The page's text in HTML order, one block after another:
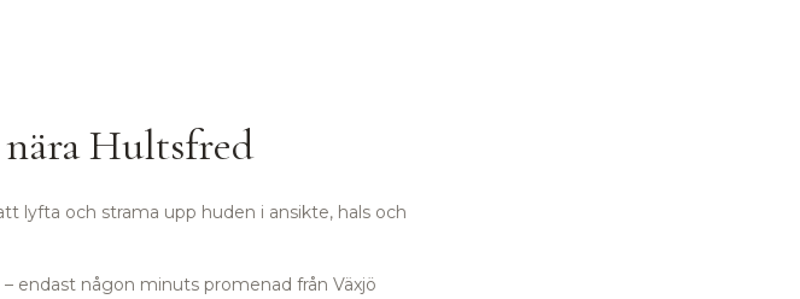
Hultsfred
lyfta och strama upp huden i ansikte, hals och
endast någon minuts promenad från Växjö